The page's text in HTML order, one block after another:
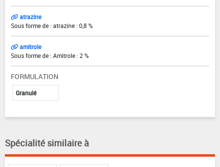
atrazine
Sous forme de : atrazine : 0,8 %
amitrole
Sous forme de : Amitrole : 2 %
FORMULATION
Granulé
Spécialité similaire à